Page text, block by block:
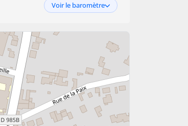
Voir le baromètre